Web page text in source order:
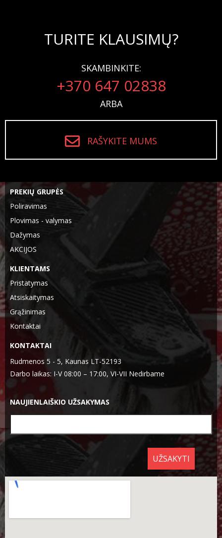
TURITE KLAUSIMŲ?
SKAMBINKITE:
+370 647 02838
ARBA
RAŠYKITE MUMS
PREKIŲ GRUPĖS
Poliravimas
Plovimas - valymas
Dažymas
AKCIJOS
KLIENTAMS
Pristatymas
Atsiskaitymas
Grąžinimas
Kontaktai
KONTAKTAI
Rudmenos 5 - 5, Kaunas LT-52193
Darbo laikas: I-V 08:00 – 17:00, VI-VII Nedirbame
NAUJIENLAIŠKIO UŽSAKYMAS
UŽSAKYTI